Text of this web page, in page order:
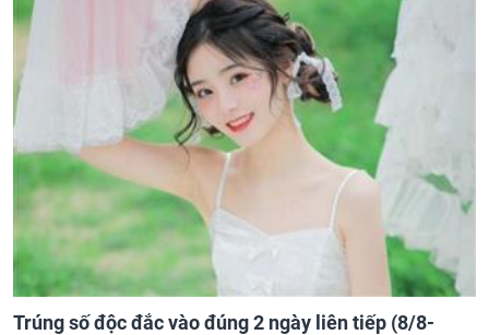
Trúng số độc đắc vào đúng 2 ngày liên tiếp (8/8-